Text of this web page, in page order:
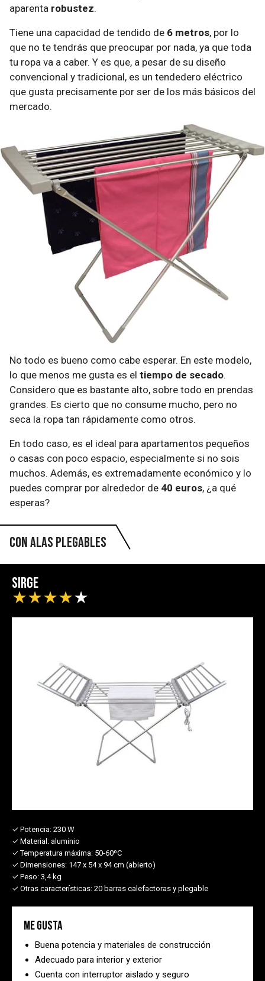
aparenta robustez.
Tiene una capacidad de tendido de 6 metros, por lo
que no te tendrás que preocupar por nada, ya que toda
tu ropa va a caber. Y es que, a pesar de su diseño
convencional y tradicional, es un tendedero eléctrico
que gusta precisamente por ser de los más básicos del
mercado.
No todo es bueno como cabe esperar. En este modelo,
lo que menos me gusta es el tiempo de secado.
Considero que es bastante alto, sobre todo en prendas
grandes. Es cierto que no consume mucho, pero no
seca la ropa tan rápidamente como otros.
En todo caso, es el ideal para apartamentos pequeños
o casas con poco espacio, especialmente si no sois
muchos. Además, es extremadamente económico y lo
puedes comprar por alrededor de 40 euros, ¿a qué
esperas?
Con alas plegables
Sirge
★★★★★
✓ Potencia: 230 W
✓ Material: aluminio
✓ Temperatura máxima: 50-60ºC
✓ Dimensiones: 147 x 54 x 94 cm (abierto)
✓ Peso: 3,4 kg
✓ Otras características: 20 barras calefactoras y plegable
Me gusta
Buena potencia y materiales de construcción
Adecuado para interior y exterior
Cuenta con interruptor aislado y seguro